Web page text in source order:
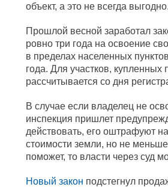
объект, а это не всегда
Прошлой весной заработал
ровно три года на освоение
в пределах населенных
года. Для участков, купленных
рассчитывается со дня
В случае если владелец не
инспекция пришлет
действовать, его оштрафуют
стоимости земли, но не
поможет, то власти через суд
Новый закон подстегнул